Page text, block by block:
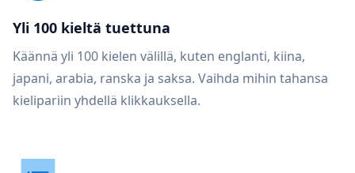
Yli 100 kieltä tuettuna
Käännä yli 100 kielen välillä, kuten englanti, kiina,
japani, arabia, ranska ja saksa. Vaihda mihin tahansa
kielipariin yhdellä klikkauksella.